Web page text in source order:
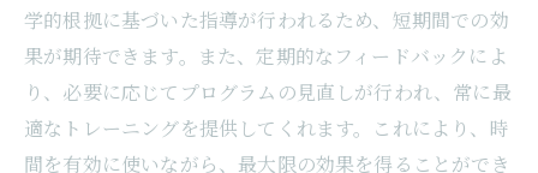
学的根拠に基づいた指導が行われるため、短期間での効
果が期待できます。また、定期的なフィードバックによ
り、必要に応じてプログラムの見直しが行われ、常に最
適なトレーニングを提供してくれます。これにより、時
間を有効に使いながら、最大限の効果を得ることができ